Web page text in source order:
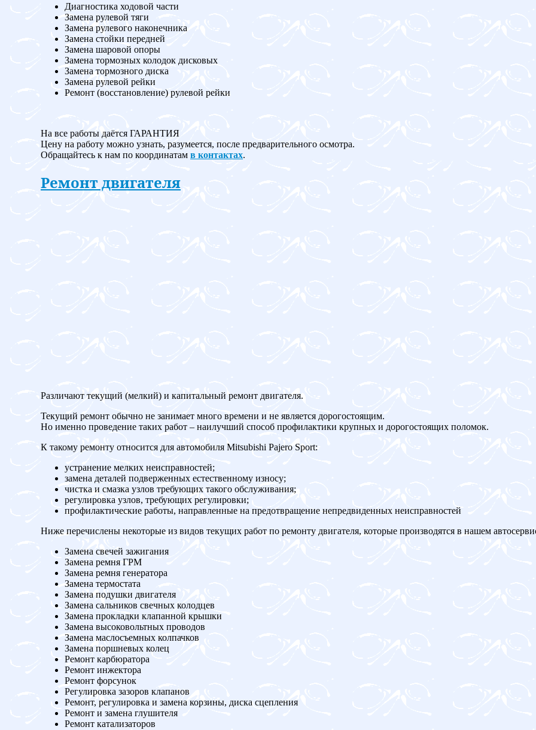
Диагностика ходовой части
Замена рулевой тяги
Замена рулевого наконечника
Замена стойки передней
Замена шаровой опоры
Замена тормозных колодок дисковых
Замена тормозного диска
Замена рулевой рейки
Ремонт (восстановление) рулевой рейки
На все работы даётся ГАРАНТИЯ
Цену на работу можно узнать, разумеется, после предварительного осмотра.
Обращайтесь к нам по координатам в контактах.
Ремонт двигателя
Различают текущий (мелкий) и капитальный ремонт двигателя.
Текущий ремонт обычно не занимает много времени и не является дорогостоящим.
Но именно проведение таких работ – наилучший способ профилактики крупных и дорогостоящих поломок.
К такому ремонту относится для автомобиля Mitsubishi Pajero Sport:
устранение мелких неисправностей;
замена деталей подверженных естественному износу;
чистка и смазка узлов требующих такого обслуживания;
регулировка узлов, требующих регулировки;
профилактические работы, направленные на предотвращение непредвиденных неисправностей
Ниже перечислены некоторые из видов текущих работ по ремонту двигателя, которые производятся в нашем
Замена свечей зажигания
Замена ремня ГРМ
Замена ремня генератора
Замена термостата
Замена подушки двигателя
Замена сальников свечных колодцев
Замена прокладки клапанной крышки
Замена высоковольтных проводов
Замена маслосъемных колпачков
Замена поршневых колец
Ремонт карбюратора
Ремонт инжектора
Ремонт форсунок
Регулировка зазоров клапанов
Ремонт, регулировка и замена корзины, диска сцепления
Ремонт и замена глушителя
Ремонт катализаторов